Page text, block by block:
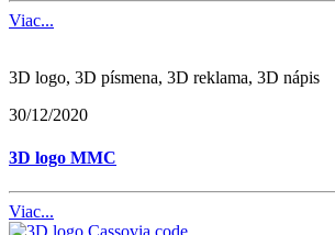
Viac...
3D logo, 3D písmena, 3D reklama, 3D nápis
30/12/2020
3D logo MMC
Viac...